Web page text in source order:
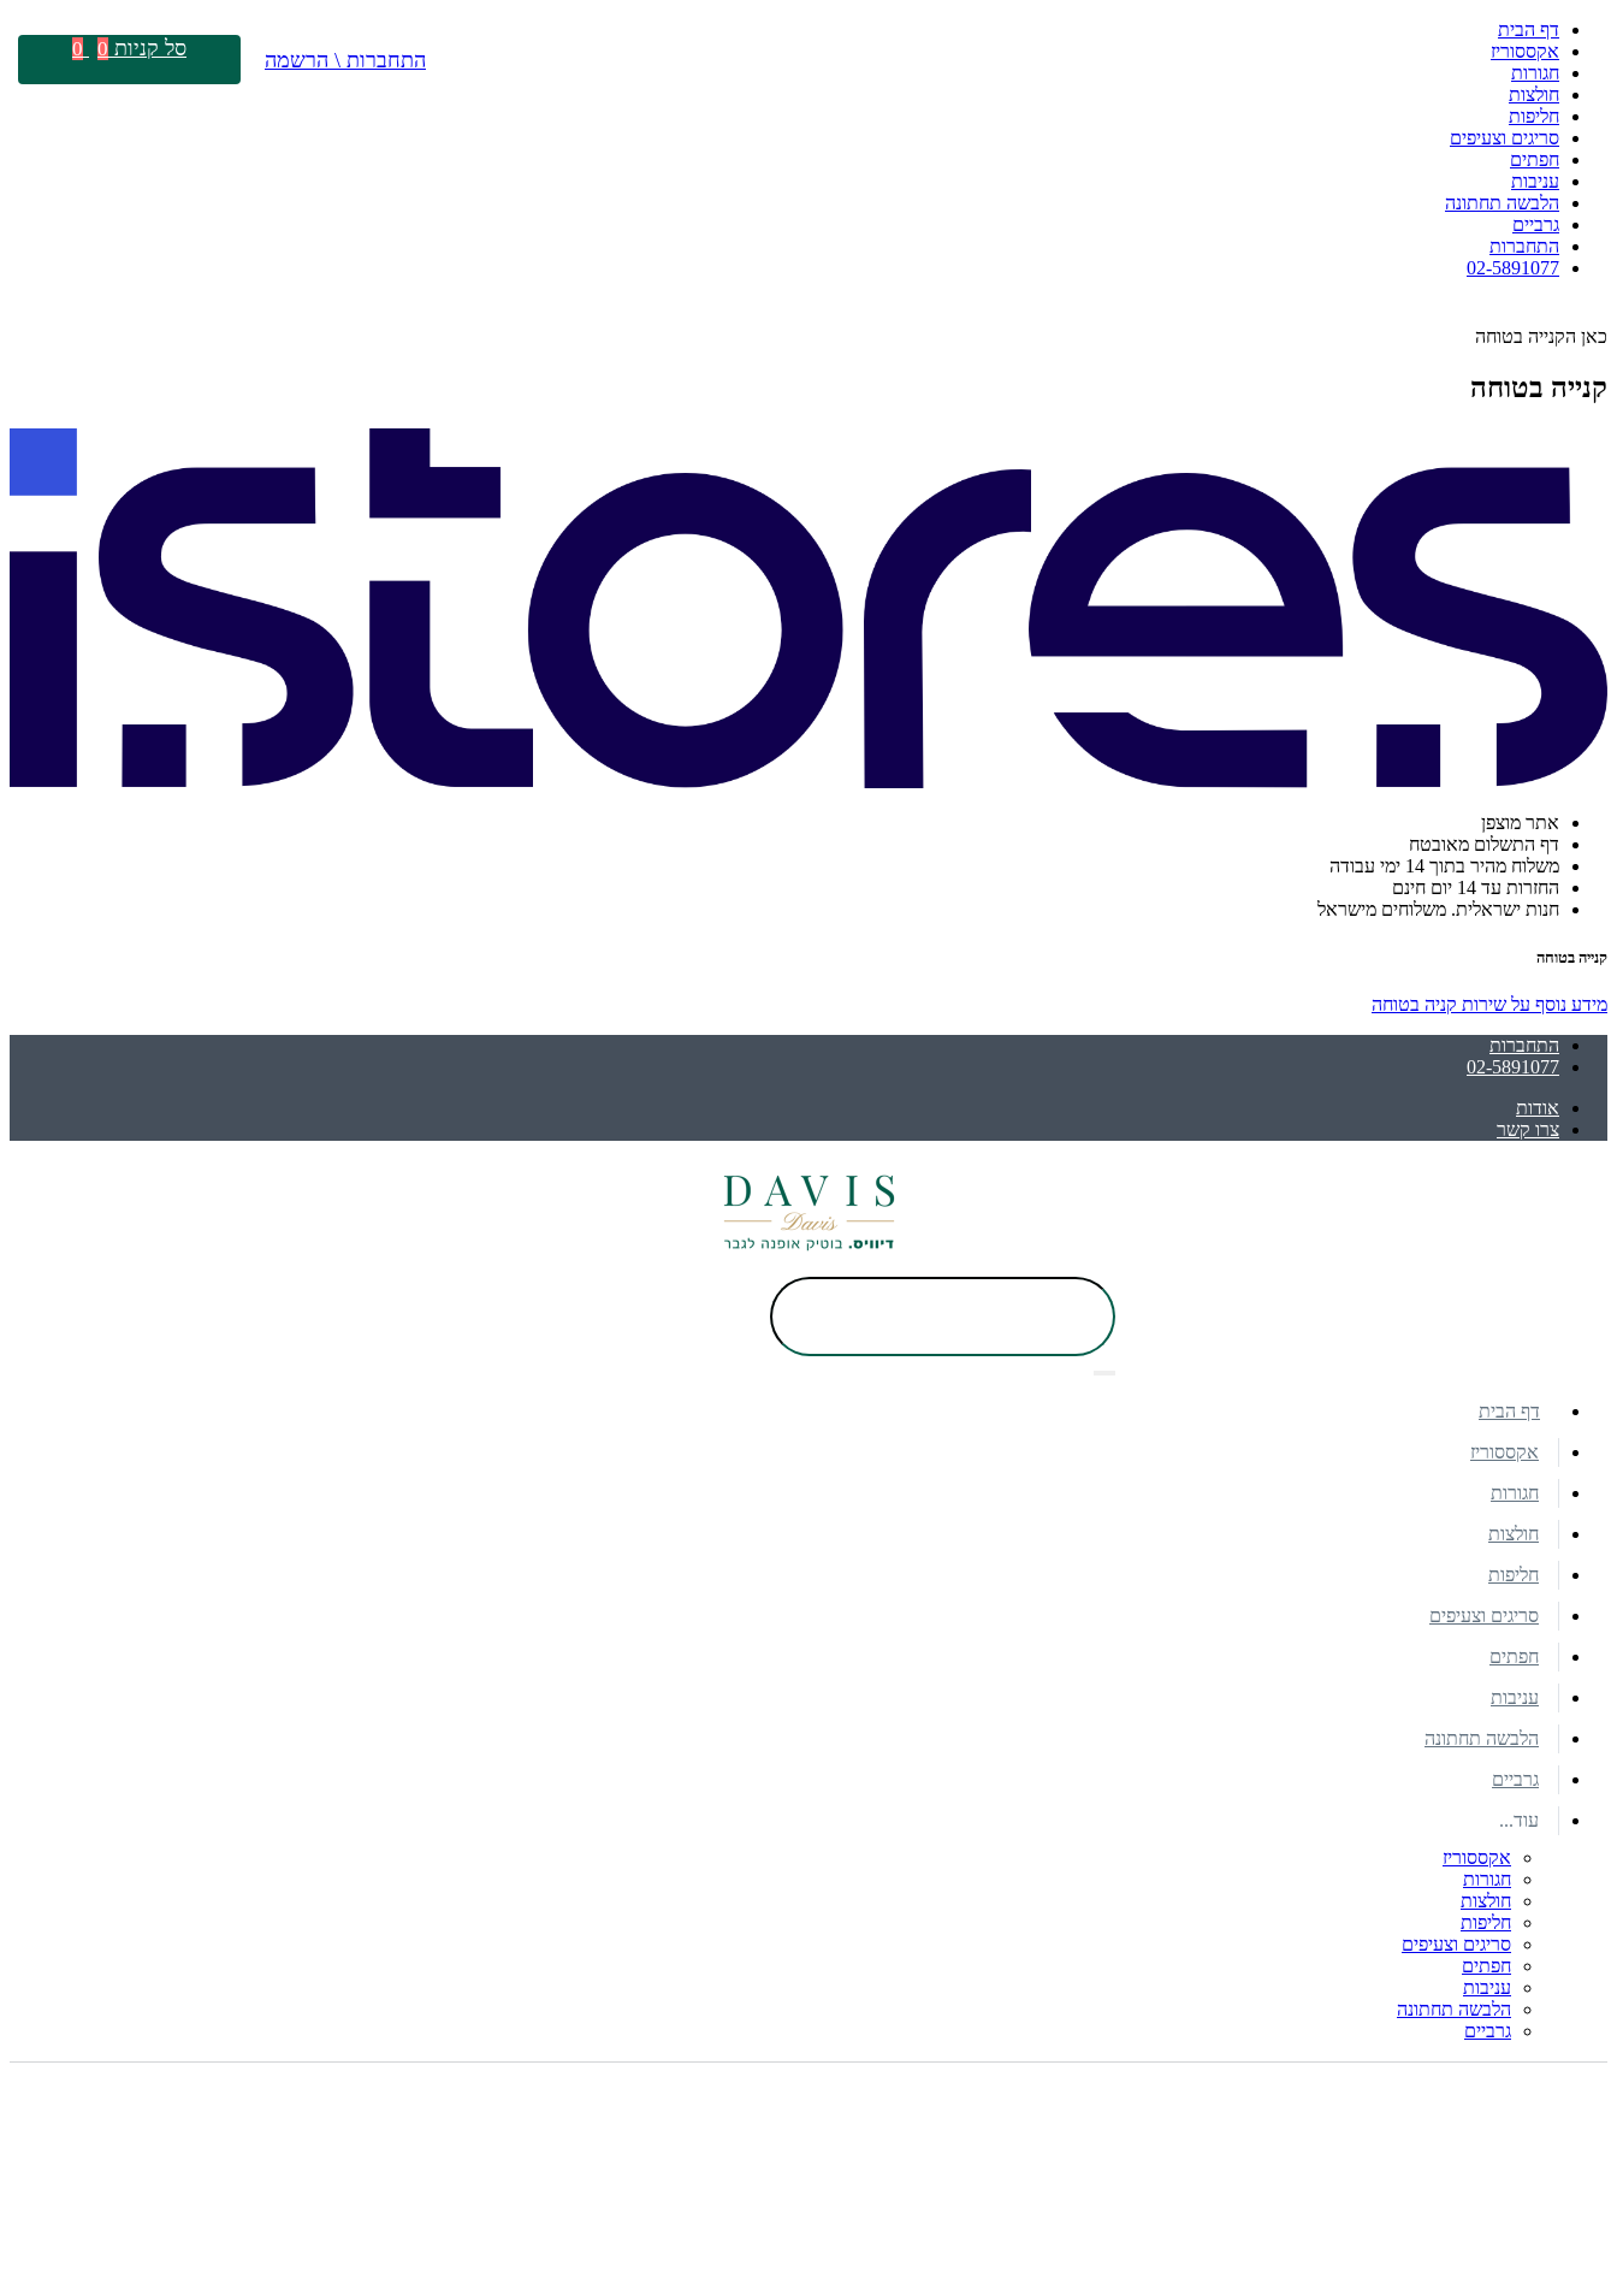
דף הבית
אקססוריז
חגורות
חולצות
חליפות
סריגים וצעיפים
חפתים
עניבות
הלבשה תחתונה
גרביים
התחברות
02-5891077
כאן הקנייה בטוחה
קנייה בטוחה
אתר מוצפן
דף התשלום מאובטח
משלוח מהיר בתוך 14 ימי עבודה
החזרות עד 14 יום חינם
חנות ישראלית. משלוחים מישראל
קנייה בטוחה
מידע נוסף על שירות קניה בטוחה
התחברות
02-5891077
אודות
צרו קשר
התחברות \ הרשמה סל קניות 0
0
דף הבית
אקססוריז
חגורות
חולצות
חליפות
סריגים וצעיפים
חפתים
עניבות
הלבשה תחתונה
גרביים
עוד...
אקססוריז
חגורות
חולצות
חליפות
סריגים וצעיפים
חפתים
עניבות
הלבשה תחתונה
גרביים